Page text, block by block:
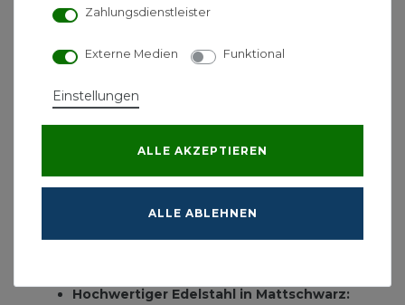
Ablaufleistung:0,4 - 0,5 l/s (gemäß DIN
Längen:70 cm, 80 cm, 90 cm, 100 cm
Höhenverstellung:
Farbe:Mattschwarz
Vorteile des Verosan Komplettsets
Hochwertiger Edelstahl in Mattschwarz:
Zahlungsdienstleister
Externe Medien Funktional
Einstellungen
ALLE AKZEPTIEREN
ALLE ABLEHNEN